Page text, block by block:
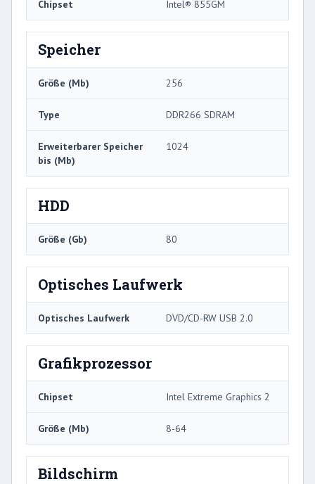
Chipset Intel® 855GM
Speicher
Größe (Mb) 256
Type DDR266 SDRAM
Erweiterbarer Speicher
bis (Mb)
1024
HDD
Größe (Gb) 80
Optisches Laufwerk
Optisches Laufwerk DVD/CD-RW USB 2.0
Grafikprozessor
Chipset Intel Extreme Graphics 2
Größe (Mb) 8-64
Bildschirm